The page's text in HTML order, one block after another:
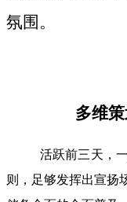
氛围。
多维
活跃前三天，
则，足够发挥出宣扬